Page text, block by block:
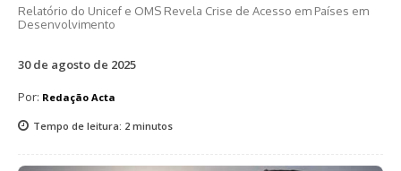
Relatório do Unicef e OMS Revela Crise de Acesso em Países em
Desenvolvimento
30 de agosto de 2025
Por: Redação Acta
Tempo de leitura: 2 minutos